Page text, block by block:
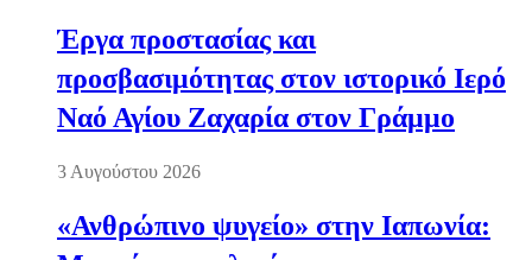
Έργα προστασίας και
προσβασιμότητας στον ιστορικό Ιερό
Ναό Αγίου Ζαχαρία στον Γράμμο
3 Αυγούστου 2026
«Ανθρώπινο ψυγείο» στην Ιαπωνία: